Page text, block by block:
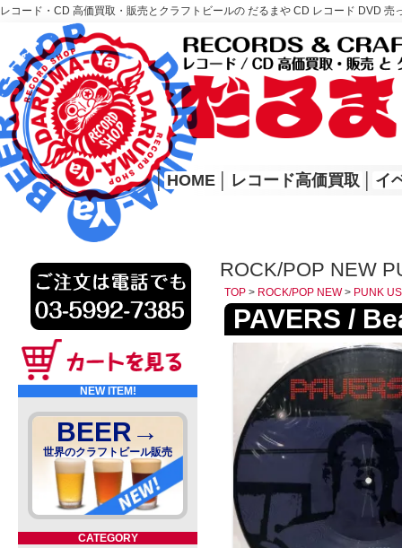
レコード・CD 高価買取・販売とクラフトビールの だるまや CD レコード DVD
レコード高価買取はこちら
HOME
│ HOME レコード高価買取 イ
NEW ITEM!
BEER→
世界のクラフトビール販売
CATEGORY
ROCK/POP NEW
TOP > ROCK/POP NEW> PUNK US
PAVERS /